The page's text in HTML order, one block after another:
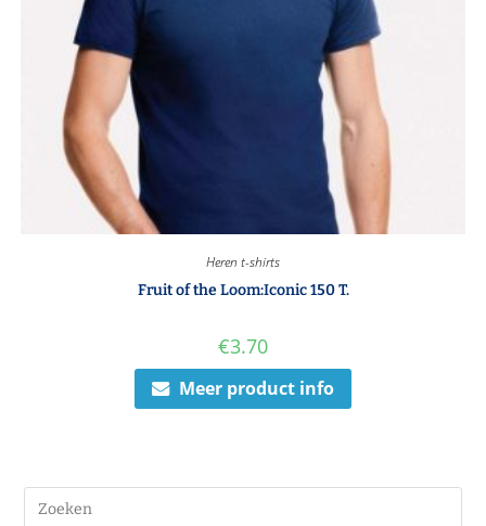
Heren t-shirts
Fruit of the Loom:Iconic 150 T.
€3.70
Meer product info